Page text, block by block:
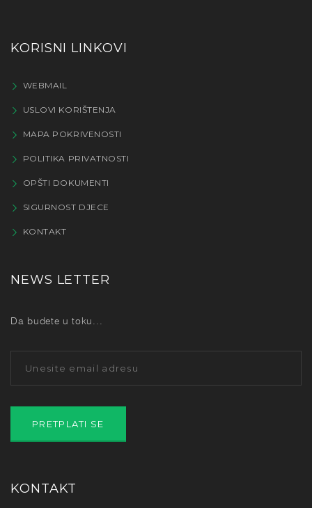
KORISNI LINKOVI
WEBMAIL
USLOVI KORIŠTENJA
MAPA POKRIVENOSTI
POLITIKA PRIVATNOSTI
OPŠTI DOKUMENTI
SIGURNOST DJECE
KONTAKT
NEWS LETTER
Da budete u toku...
KONTAKT